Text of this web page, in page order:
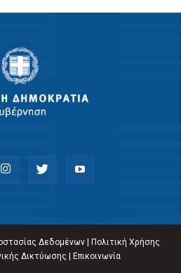
Δεδομένων|
Πολιτική Χρήσης
Δικτύωσης
Επικοινωνία